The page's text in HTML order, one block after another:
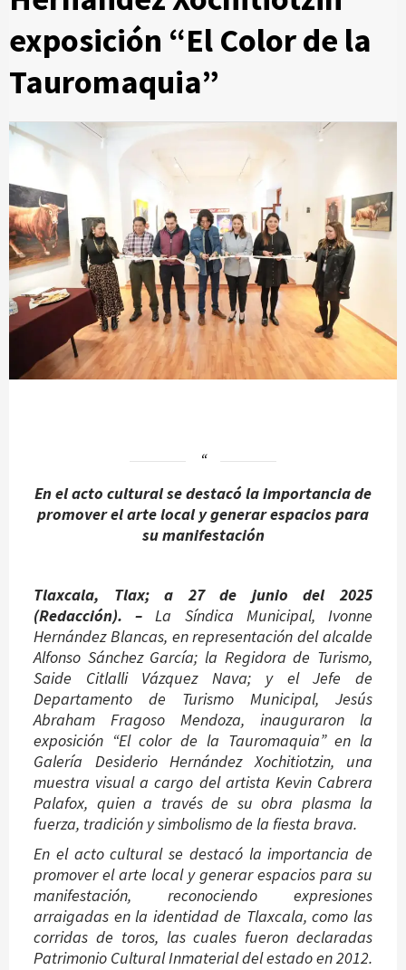
exposición “El Color de la
Tauromaquia”
En el acto cultural se destacó la importancia de
promover el arte local y generar espacios para
su manifestación
Tlaxcala, Tlax; a 27 de junio del 2025
(Redacción). –La Síndica Municipal, Ivonne
Hernández Blancas, en representación del alcalde
Alfonso Sánchez García; la Regidora de Turismo,
Saide Citlalli Vázquez Nava; y el Jefe de
Departamento de Turismo Municipal, Jesús
Abraham Fragoso Mendoza, inauguraron la
exposición “El color de la Tauromaquia”en la
Galería Desiderio Hernández Xochitiotzin, una
muestra visual a cargo del artista Kevin Cabrera
Palafox, quien a través de su obra plasma la
fuerza, tradición y simbolismo de la fiesta brava.
En el acto cultural se destacó la importancia de
promover el arte local y generar espacios para su
manifestación, reconociendo expresiones
arraigadas en la identidad de Tlaxcala, como las
corridas de toros, las cuales fueron declaradas
Patrimonio Cultural Inmaterial del estado en 2012.